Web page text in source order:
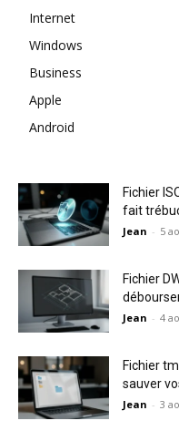
Internet
Windows
Business
Apple
Android
Fichier
fait
Jean - 5
Fichier
Jean - 4
Fichier
sauver
Jean - 3